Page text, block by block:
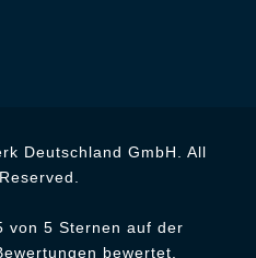
Deutschland GmbH. All
von 5 Sternen auf der
bewertet.